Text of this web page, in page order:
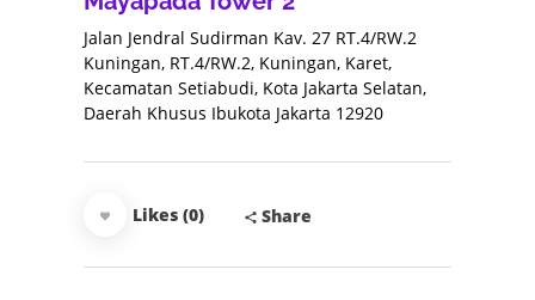
Jalan Jendral Sudirman Kav. 27 RT.4/RW.2
Kuningan, RT.4/RW.2, Kuningan, Karet,
Kecamatan Setiabudi, Kota Jakarta Selatan,
Daerah Khusus Ibukota Jakarta 12920
Likes (0) Share